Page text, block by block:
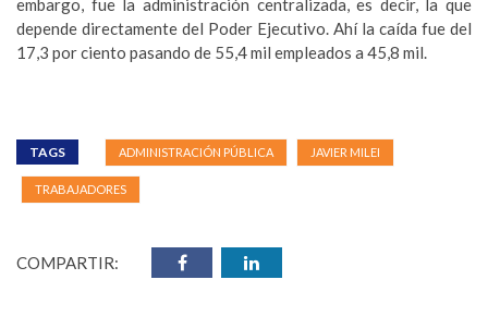
embargo, fue la administración centralizada, es decir, la que
depende directamente del Poder Ejecutivo. Ahí la caída fue del
17,3 por ciento pasando de 55,4 mil empleados a 45,8 mil.
TAGS ADMINISTRACIÓN PÚBLICA JAVIER MILEI
TRABAJADORES
COMPARTIR: